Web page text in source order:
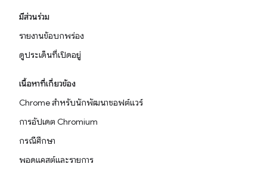
มีส่วนร่วม
รายงานข้อบกพร่อง
ดูประเด็นที่เปิดอยู่
เนื้อหาที่เกี่ยวข้อง
Chrome สำหรับนักพัฒนาซอฟต์แวร์
การอัปเดต Chromium
กรณีศึกษา
พอดแคสต์และรายการ